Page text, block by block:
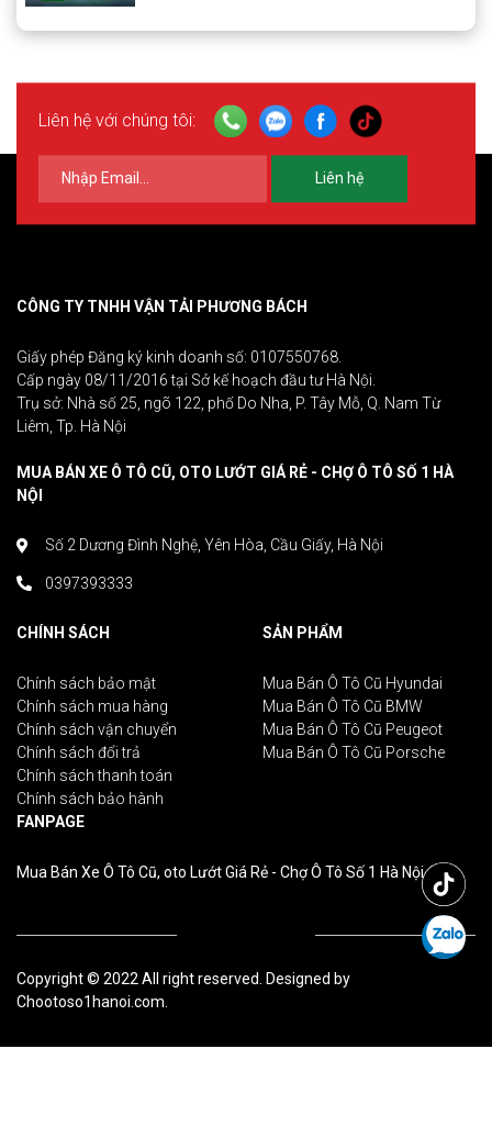
Liên hệ với chúng tôi:
Liên hệ
CÔNG TY TNHH VẬN TẢI PHƯƠNG BÁCH
Giấy phép Đăng ký kinh doanh số: 0107550768.
Cấp ngày 08/11/2016 tại Sở kế hoạch đầu tư Hà Nội.
Trụ sở: Nhà số 25, ngõ 122, phố Do Nha, P. Tây Mỗ, Q. Nam Từ
Liêm, Tp. Hà Nội
MUA BÁN XE Ô TÔ CŨ, OTO LƯỚT GIÁ RẺ - CHỢ Ô TÔ SỐ 1 HÀ
NỘI
Số 2 Dương Đình Nghệ, Yên Hòa, Cầu Giấy, Hà Nội
0397393333
CHÍNH SÁCH
Chính sách bảo mật
Chính sách mua hàng
Chính sách vận chuyển
Chính sách đổi trả
Chính sách thanh toán
Chính sách bảo hành
SẢN PHẨM
Mua Bán Ô Tô Cũ Hyundai
Mua Bán Ô Tô Cũ BMW
Mua Bán Ô Tô Cũ Peugeot
Mua Bán Ô Tô Cũ Porsche
FANPAGE
Mua Bán Xe Ô Tô Cũ, oto Lướt Giá Rẻ - Chợ Ô Tô Số 1 Hà Nội
Copyright © 2022 All right reserved. Designed by
Chootoso1hanoi.com.